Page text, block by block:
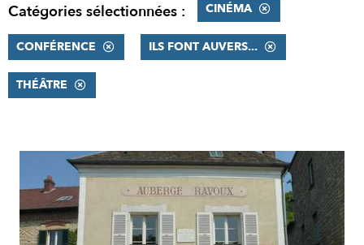
Catégories sélectionnées : CINÉMA
CONFÉRENCE ILS FONT AUVERS...
THÉÂTRE
RÉSULTATS